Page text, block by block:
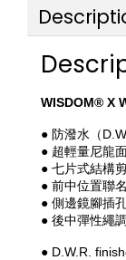
WISDOM® X
● 防潑水（
● 超輕量尼龍
● 七片式結構
● 前中位置聯
● 側邊鏡腳插
● 後中彈性繩
● D.W.R.